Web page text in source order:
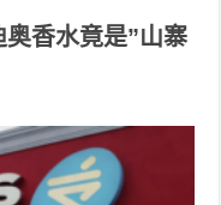
香水竟是”山寨